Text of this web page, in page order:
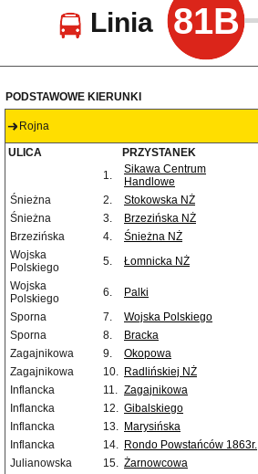
Linia 81B
PODSTAWOWE KIERUNKI
Rojna
ULICA PRZYSTANEK
1.
Sikawa Centrum
Handlowe
Śnieżna 2. Stokowska NŻ
Śnieżna
3. Brzezińska NŻ
Brzezińska
4. Śnieżna NŻ
Wojska
Polskiego
5. Łomnicka NŻ
Wojska
Polskiego
6. Palki
Sporna 7. Wojska Polskiego
Sporna
8. Bracka
Zagajnikowa
9. Okopowa
Zagajnikowa
10. Radlińskiej NŻ
Inflancka
11. Zagajnikowa
Inflancka
12. Gibalskiego
Inflancka
13. Marysińska
Inflancka
14. Rondo Powstańców 1863r.
Julianowska
15. Żarnowcowa